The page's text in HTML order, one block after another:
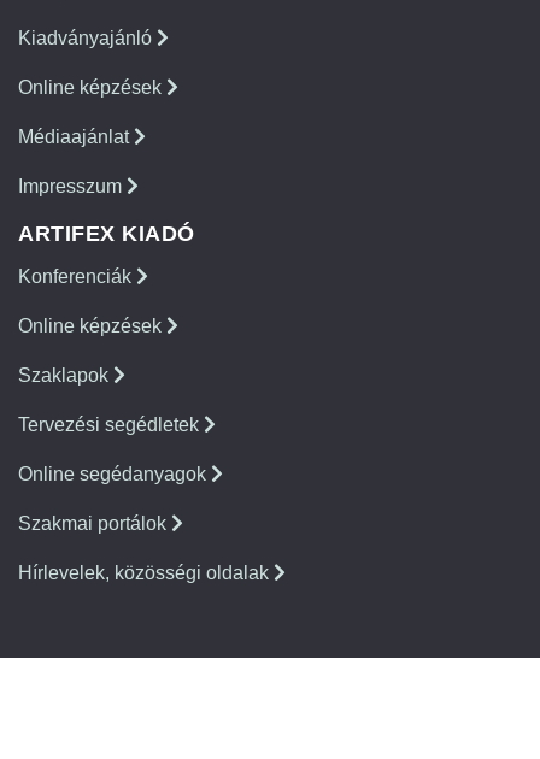
Kiadványajánló
Online képzések
Médiaajánlat
Impresszum
ARTIFEX KIADÓ
Konferenciák
Online képzések
Szaklapok
Tervezési segédletek
Online segédanyagok
Szakmai portálok
Hírlevelek, közösségi oldalak